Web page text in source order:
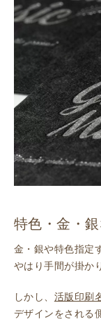
特色・金・
金・銀や特色指定
やはり手間が掛か
しかし、 活版印刷
デザインをされる